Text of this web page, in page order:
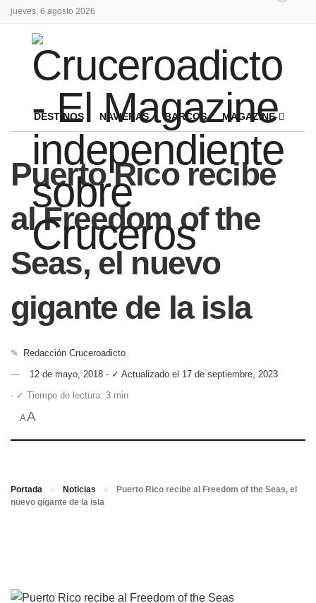
jueves, 6 agosto 2026
DESTINOS NAVIERAS BARCOS MAGAZINE
Puerto Rico recibe
al Freedom of the
Seas, el nuevo
gigante de la isla
✎
Redacción Cruceroadicto
12 de mayo, 2018 - ✓ Actualizado el 17 de septiembre, 2023
- ✓ Tiempo de lectura: 3 min
AA
Portada » Noticias »
Puerto Rico recibe al Freedom of the Seas, el
nuevo gigante de la isla